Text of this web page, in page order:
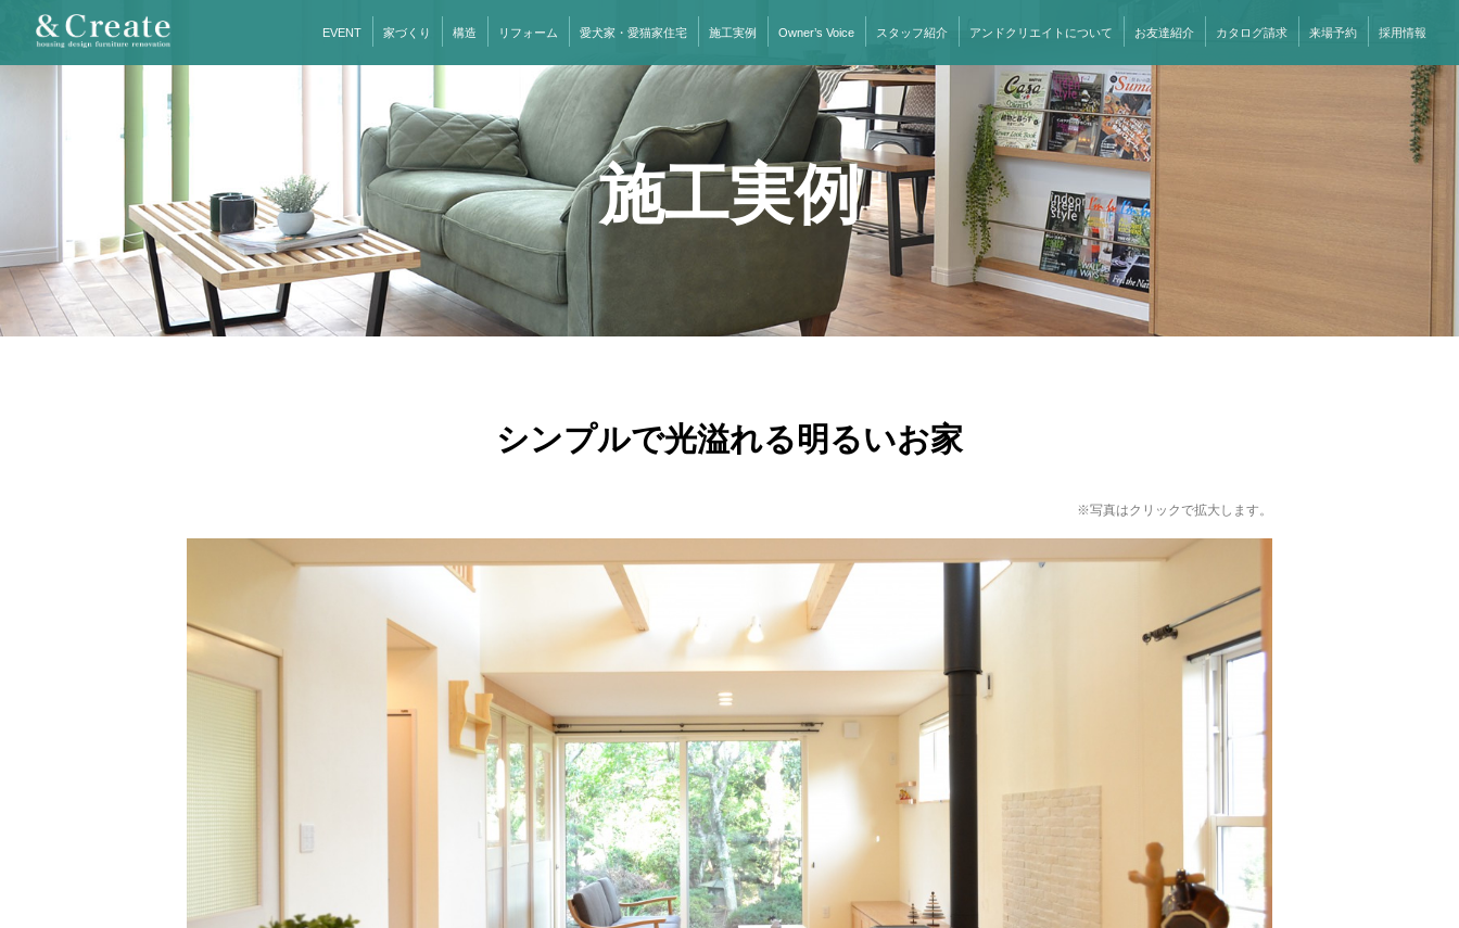
EVENT 家づくり 構造 リフォーム 愛犬家・愛猫家住宅 施工実例 Owner’s Voice スタッフ紹介 アンドクリエイトについて お友達紹介 カタログ請求 来場予約 採用情報
施工実例
シンプルで光溢れる明るいお家
※写真はクリックで拡大します。